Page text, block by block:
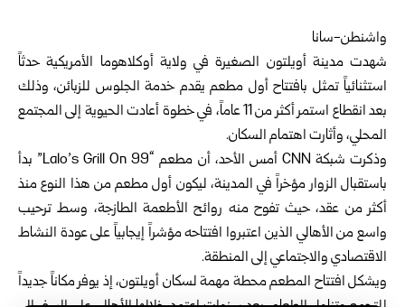
واشنطن-سانا
شهدت مدينة أويلتون الصغيرة في ولاية أوكلاهوما الأمريكية حدثاً
استثنائياً تمثل بافتتاح أول مطعم يقدم خدمة الجلوس للزبائن، وذلك
بعد انقطاع استمر أكثر من 11 عاماً، في خطوة أعادت الحيوية إلى المجتمع
المحلي، وأثارت اهتمام السكان.
وذكرت شبكة CNN أمس الأحد، أن مطعم “Lalo’s Grill On 99” بدأ
باستقبال الزوار مؤخراً في المدينة، ليكون أول مطعم من هذا النوع منذ
أكثر من عقد، حيث تفوح منه روائح الأطعمة الطازجة، وسط ترحيب
واسع من الأهالي الذين اعتبروا افتتاحه مؤشراً إيجابياً على عودة النشاط
الاقتصادي والاجتماعي إلى المنطقة.
ويشكل افتتاح المطعم محطة مهمة لسكان أويلتون، إذ يوفر مكاناً جديداً